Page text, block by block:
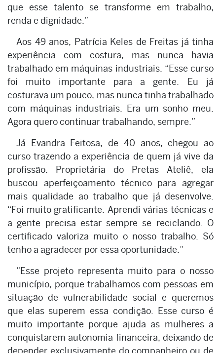
que esse talento se transforme em trabalho,
renda e dignidade.”
Aos 49 anos, Patrícia Keles de Freitas já tinha
experiência com costura, mas nunca havia
trabalhado em máquinas industriais. “Esse curso
foi muito importante para a gente. Eu já
costurava um pouco, mas nunca tinha trabalhado
com máquinas industriais. Era um sonho meu.
Agora quero continuar trabalhando, sempre.”
Já Evandra Feitosa, de 40 anos, chegou ao
curso trazendo a experiência de quem já vive da
profissão. Proprietária do Pretas Ateliê, ela
buscou aperfeiçoamento técnico para agregar
mais qualidade ao trabalho que já desenvolve.
“Foi muito gratificante. Aprendi várias técnicas e
a gente precisa estar sempre se reciclando. O
certificado valoriza muito o nosso trabalho. Só
tenho a agradecer por essa oportunidade.”
“Esse projeto representa muito para o nosso
município, porque trabalhamos com pessoas em
situação de vulnerabilidade social e queremos
que elas superem essa condição. Esse curso é
muito importante porque ajuda as mulheres a
conquistarem autonomia financeira, deixando de
depender exclusivamente do companheiro ou de